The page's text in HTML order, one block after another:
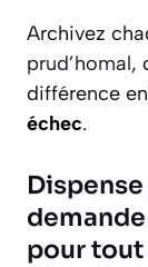
Archivez
prud’homal,
différence
échec.
pour